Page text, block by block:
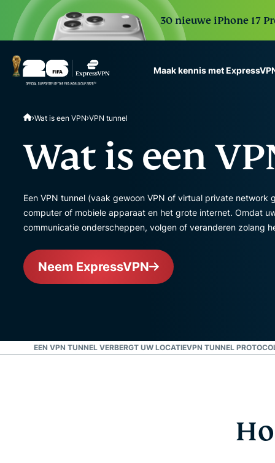
30 nieuwe iPhone 17
Maak kennis met
scale.
Wat is een VPN VPN tunnel
Wat is een
Een VPN tunnel (vaak gewoon VPN of virtual private network
computer of mobiele apparaat en het grote internet. Omdat
communicatie onderscheppen, volgen of veranderen zolang
Neem ExpressVPN
EEN VPN TUNNEL VERBERGT UW LOCATIEVPN TUNNEL